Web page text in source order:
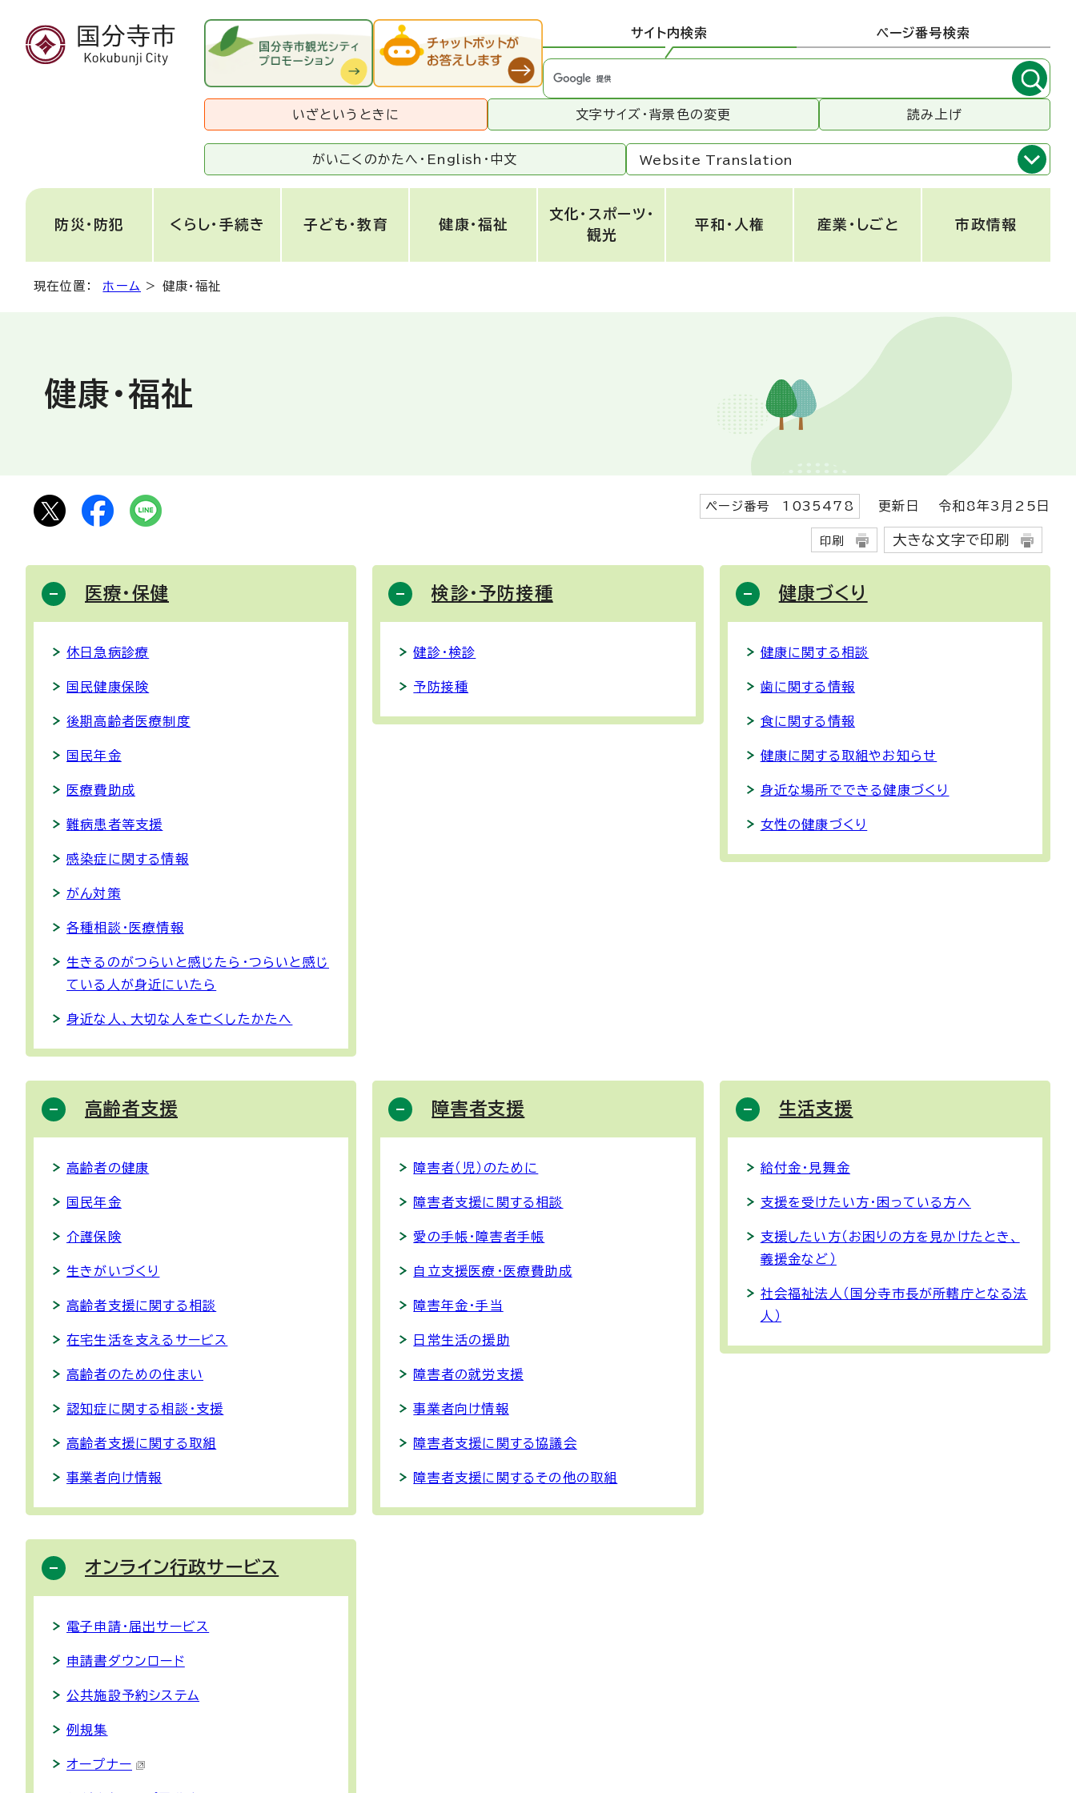
サイト内検索 ページ番号検索
いざというときに 文字サイズ・背景色の変更 読み上げ
がいこくのかたへ・ English ・ 中文 Website Translation
防災・防犯 くらし・手続き 子ども・教育 健康・福祉
文化・スポーツ・
観光
平和・人権 産業・しごと 市政情報
現在位置： ホーム > 健康・福祉
健康・福祉
ページ番号 1035478 更新日 令和8年3月25日
印刷 大きな文字で印刷
医療・保健
休日急病診療
国民健康保険
後期高齢者医療制度
国民年金
医療費助成
難病患者等支援
感染症に関する情報
がん対策
各種相談・医療情報
生きるのがつらいと感じたら・つらいと感じ
ている人が身近にいたら
身近な人、大切な人を亡くしたかたへ
検診・予防接種
健診・検診
予防接種
健康づくり
健康に関する相談
歯に関する情報
食に関する情報
健康に関する取組やお知らせ
身近な場所でできる健康づくり
女性の健康づくり
高齢者支援
高齢者の健康
国民年金
介護保険
生きがいづくり
高齢者支援に関する相談
在宅生活を支えるサービス
高齢者のための住まい
認知症に関する相談・支援
高齢者支援に関する取組
事業者向け情報
障害者支援
障害者（児）のために
障害者支援に関する相談
愛の手帳・障害者手帳
自立支援医療・医療費助成
障害年金・手当
日常生活の援助
障害者の就労支援
事業者向け情報
障害者支援に関する協議会
障害者支援に関するその他の取組
生活支援
給付金・見舞金
支援を受けたい方・困っている方へ
支援したい方（お困りの方を見かけたとき、
義援金など）
社会福祉法人（国分寺市長が所轄庁となる法
人）
オンライン行政サービス
電子申請・届出サービス
申請書ダウンロード
公共施設予約システム
例規集
オープナー